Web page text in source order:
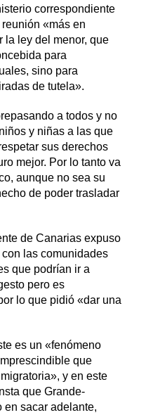
correspondiente
«más en
la ley del menor, que
para
sino para
de tutela».
a todos y no
y niñas a las que
sus derechos
mejor. Por lo tanto va
aunque no sea su
de poder trasladar
de Canarias expuso
las comunidades
que podrían ir a
pero es
lo que pidió «dar una
es un «fenómeno
que
y en este
que Grande-
en sacar adelante,